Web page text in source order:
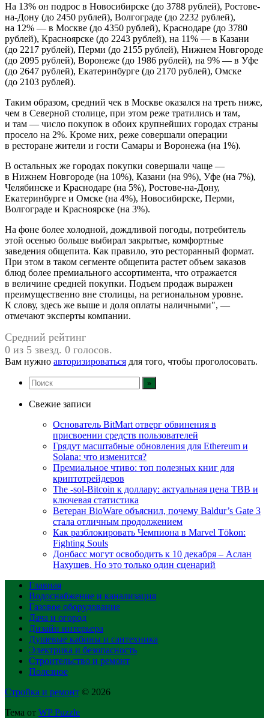
На 13% он подрос в Новосибирске (до 3788 рублей), Ростове-
на-Дону (до 2450 рублей), Волгограде (до 2232 рублей),
на 12% — в Москве (до 4350 рублей), Краснодаре (до 3780
рублей), Красноярске (до 2243 рублей), на 11% — в Казани
(до 2217 рублей), Перми (до 2155 рублей), Нижнем Новгороде
(до 2095 рублей), Воронеже (до 1986 рублей), на 9% — в Уфе
(до 2647 рублей), Екатеринбурге (до 2170 рублей), Омске
(до 2103 рублей).
Таким образом, средний чек в Москве оказался на треть ниже,
чем в Северной столице, при этом реже тратились и там,
и там — число покупок в обоих крупнейших городах страны
просело на 2%. Кроме них, реже совершали операции
в ресторане жители и гости Самары и Воронежа (на 1%).
В остальных же городах покупки совершали чаще —
в Нижнем Новгороде (на 10%), Казани (на 9%), Уфе (на 7%),
Челябинске и Краснодаре (на 5%), Ростове-на-Дону,
Екатеринбурге и Омске (на 4%), Новосибирске, Перми,
Волгограде и Красноярске (на 3%).
На фоне более холодной, дождливой погоды, потребитель
этой осенью больше выбирал закрытые, комфортные
заведения общепита. Как правило, это ресторанный формат.
При этом в таком сегменте общепита растет объем заказов
блюд более премиального ассортимента, что отражается
в величине средней покупки. Подъем продаж выражен
преимущественно вне столицы, на региональном уровне.
К слову, здесь же выше и доля оплаты наличными", —
отмечают эксперты компании.
Средний рейтинг
0 из 5 звезд. 0 голосов.
Вам нужно авторизироваться для того, чтобы проголосовать.
Свежие записи
Основатель BitMart отверг обвинения в
присвоении средств пользователей
Грядут масштабные обновления для Ethereum и
Solana: что изменится?
Премиальное чтиво: топ полезных книг для
криптотрейдеров
The -sol-Bitcoin к доллару: актуальная цена TBB и
ключевая статистика
Ветеран BioWare объяснил, почему Baldur’s Gate 3
стала отличным продолжением
Как разблокировать Чемпиона в Marvel Tōkon:
Fighting Souls
Донбасс могут освободить к 10 декабря – Аслан
Нахушев. Но это только один сценарий
Главная
Водоснабжение и канализация
Газовое оборудование
Дача и огород
Дизайн интерьера
Душевые кабины и сантехника
Электрика и безопасность
Строительство и ремонт
Полезное
Стройка и ремонт © 2026
Тема от WP Puzzle